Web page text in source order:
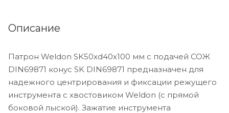
Описание
Патрон Weldon SK50xd40x100 мм с подачей СОЖ
DIN69871 конус SK DIN69871 предназначен для
надежного центрирования и фиксации режущего
инструмента с хвостовиком Weldon (с прямой
боковой лыской). Зажатие инструмента